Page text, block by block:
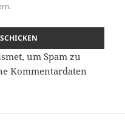
um Spam zu
Kommentardaten